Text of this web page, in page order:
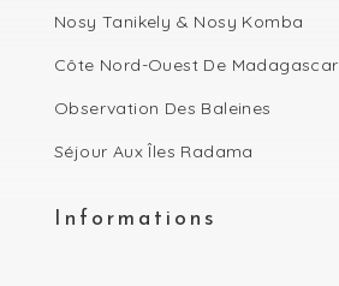
Nosy Tanikely & Nosy Komba
Côte Nord-Ouest De Madagascar
Observation Des Baleines
Séjour Aux Îles Radama
Informations